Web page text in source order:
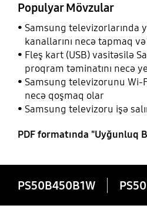
Populyar Mövzular
Samsung televizorlarında
kanallarını necə tapmaq
Fleş kart (USB) vasitəsilə
proqram təminatını necə
Samsung televizorunu
necə qoşmaq olar
Samsung televizoru işə
PDF formatında "Uyğunluq
PS50B450B1W